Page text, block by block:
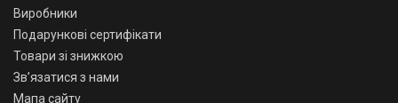
Виробники
Подарункові сертифікати
Товари зі знижкою
Зв’язатися з нами
Мапа сайту